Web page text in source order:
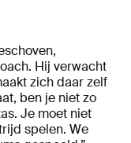
Hij verwacht
zich daar zelf
ben je niet zo
Je moet niet
spelen. We